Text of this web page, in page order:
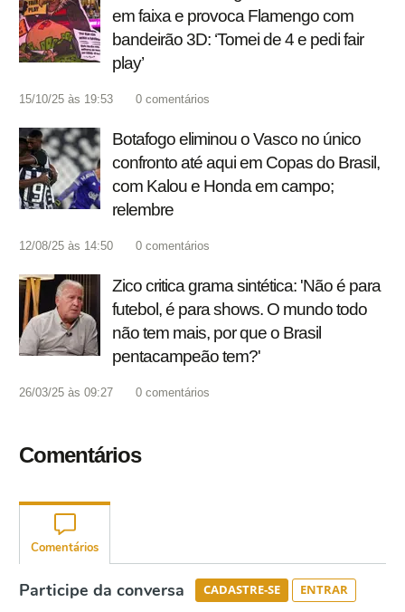
em faixa e provoca Flamengo com
bandeirão 3D: ‘Tomei de 4 e pedi fair
play’
15/10/25 às 19:53 0 comentários
Botafogo eliminou o Vasco no único
confronto até aqui em Copas do Brasil,
com Kalou e Honda em campo;
relembre
12/08/25 às 14:50 0 comentários
Zico critica grama sintética: 'Não é para
futebol, é para shows. O mundo todo
não tem mais, por que o Brasil
pentacampeão tem?'
26/03/25 às 09:27 0 comentários
Comentários